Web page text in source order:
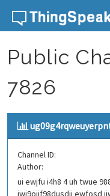
Skip to content
Public
7826
Channel ID:
Author:
ui ewjfu i4h8 4 uh twue
iwj9oijf98dusdij ewfosd